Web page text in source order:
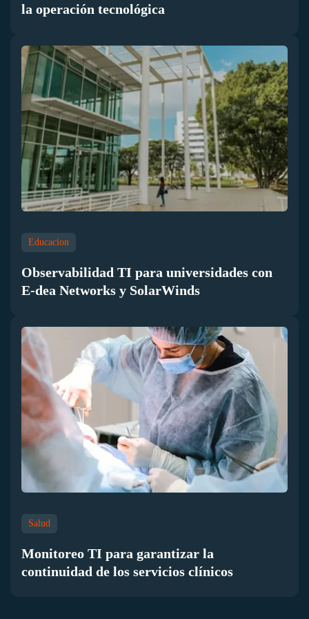
la operación tecnológica
Educacion
Observabilidad TI para universidades con
E-dea Networks y SolarWinds
Salud
Monitoreo TI para garantizar la
continuidad de los servicios clínicos